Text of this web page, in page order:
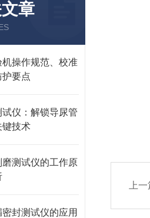
章
操作规范、校准
要点
仪：解锁导尿管
键技术
测试仪的工作原
封测试仪的应用
上